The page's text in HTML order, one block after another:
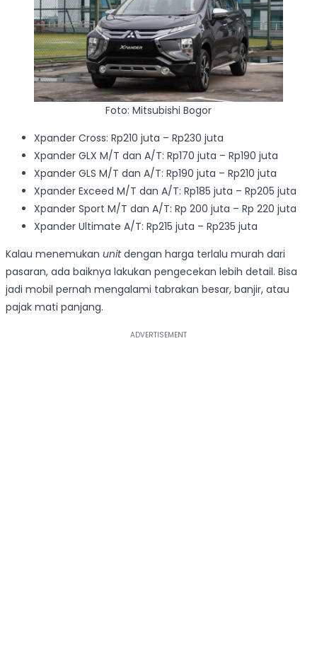
Foto: Mitsubishi Bogor
Xpander Cross: Rp210 juta – Rp230 juta
Xpander GLX M/T dan A/T: Rp170 juta – Rp190 juta
Xpander GLS M/T dan A/T: Rp190 juta – Rp210 juta
Xpander Exceed M/T dan A/T: Rp185 juta – Rp205 juta
Xpander Sport M/T dan A/T: Rp 200 juta – Rp 220 juta
Xpander Ultimate A/T: Rp215 juta – Rp235 juta
Kalau menemukan unitdengan harga terlalu murah dari
pasaran, ada baiknya lakukan pengecekan lebih detail. Bisa
jadi mobil pernah mengalami tabrakan besar, banjir, atau
pajak mati panjang.